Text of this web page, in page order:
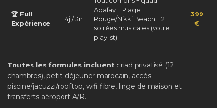
🏆 Full
Expérience
4j / 3n
Agafay + Plage
Rouge/Nikki Beach + 2
soirées musicales (votre
playlist)
399
€
Toutes les formules incluent : riad privatisé (12
chambres), petit-déjeuner marocain, accès
piscine/jacuzzi/rooftop, wifi fibre, linge de maison et
transferts aéroport A/R.